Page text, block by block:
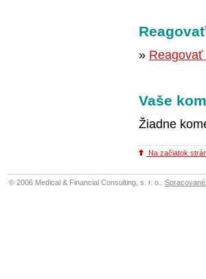
» Reagovať
Vaše
Žiadne
Na začiatok
© 2006 Medical & Financial Consulting, s. r. o..